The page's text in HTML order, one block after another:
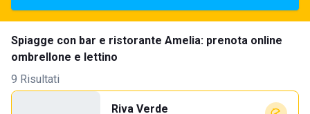
Spiagge con bar e ristorante Amelia: prenota online
ombrellone e lettino
9 Risultati
Riva Verde